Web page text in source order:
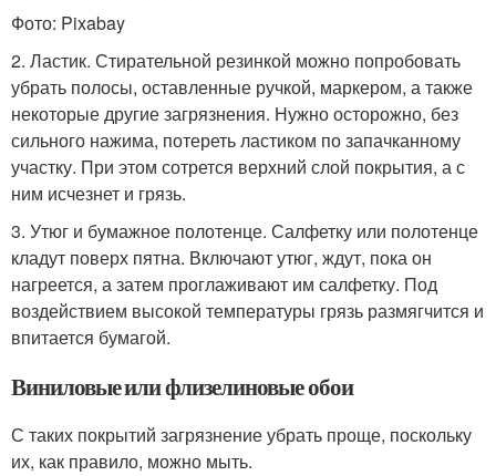
Фото: Pixabay
2. Ластик. Стирательной резинкой можно попробовать
убрать полосы, оставленные ручкой, маркером, а также
некоторые другие загрязнения. Нужно осторожно, без
сильного нажима, потереть ластиком по запачканному
участку. При этом сотрется верхний слой покрытия, а с
ним исчезнет и грязь.
3. Утюг и бумажное полотенце. Салфетку или полотенце
кладут поверх пятна. Включают утюг, ждут, пока он
нагреется, а затем проглаживают им салфетку. Под
воздействием высокой температуры грязь размягчится и
впитается бумагой.
Виниловые или флизелиновые обои
С таких покрытий загрязнение убрать проще, поскольку
их, как правило, можно мыть.